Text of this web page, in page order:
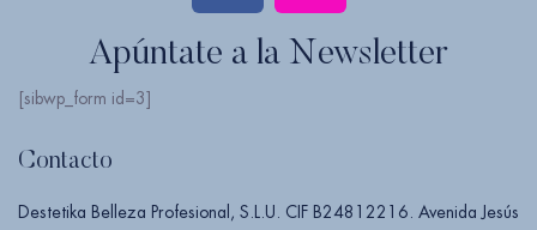
Apúntate a la Newsletter
[sibwp_form id=3]
Contacto
Destetika Belleza Profesional, S.L.U. CIF B24812216. Avenida Jesús